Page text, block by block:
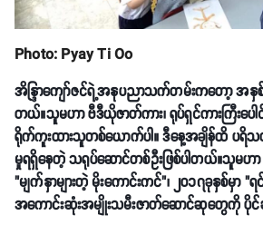
Photo: Pyay Ti Oo
အိန္ဒြာကျော်ဇင်ရဲ့အနုပညာသက်တမ်းကတော့ အနှစ် ၂
တယ်။သူမဟာ ဗီဒီယိုဇာတ်ကား၊ ရုပ်ရှင်ကားကြီးပေါ
ရိုက်ကူးထားသူတစ်ယောက်ပါ။ ဒီနေ့အချိန်ထိ ပရိ
မှုရရှိနေတဲ့ သရုပ်ဆောင်တစ်ဦးဖြစ်ပါတယ်။သူမဟာ
"မျက်နှာများတဲ့ မိုးကောင်းကင်"၊ ၂၀၁၇ခုနှစ်မှ
အကောင်းဆုံးအမျိုးသမီးဇာတ်ဆောင်ဆုတွေကို ပိုင်